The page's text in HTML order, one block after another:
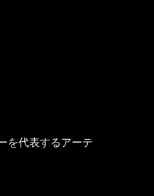
を代表するアーテ